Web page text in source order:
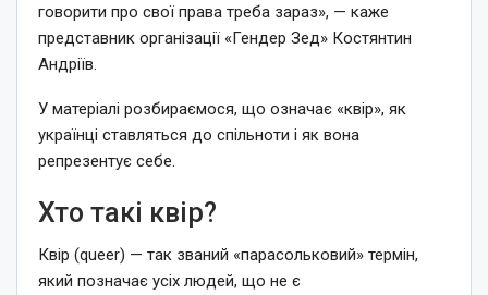
говорити про свої права треба зараз», — каже
представник організації «Гендер Зед» Костянтин
Андріїв.
У матеріалі розбираємося, що означає «квір», як
українці ставляться до спільноти і як вона
репрезентує себе.
Хто такі квір?
Квір (queer) — так званий «парасольковий» термін,
який позначає усіх людей, що не є